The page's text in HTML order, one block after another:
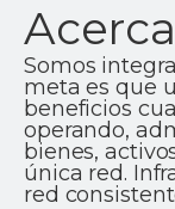
Somos
meta es que
beneficios
operando,
bienes,
única red.
red